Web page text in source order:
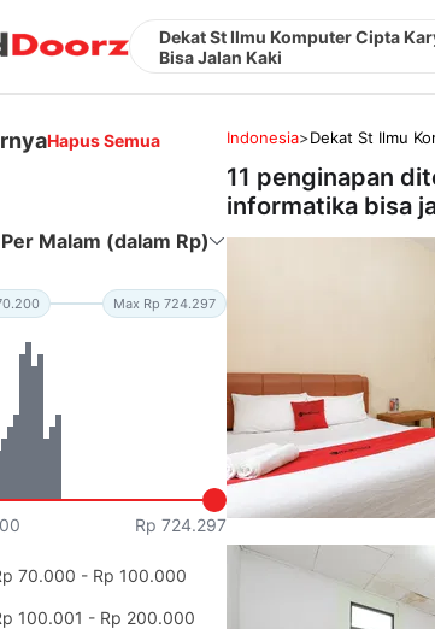
Dekat St Ilmu Komputer Cipta
Bisa Jalan Kaki
Hapus Semua
Malam (dalam Rp)
Max Rp 724.297
Rp 724.297
70.000 - Rp 100.000
100.001 - Rp 200.000
Indonesia>Dekat St Ilmu
11 penginapan
informatika bisa